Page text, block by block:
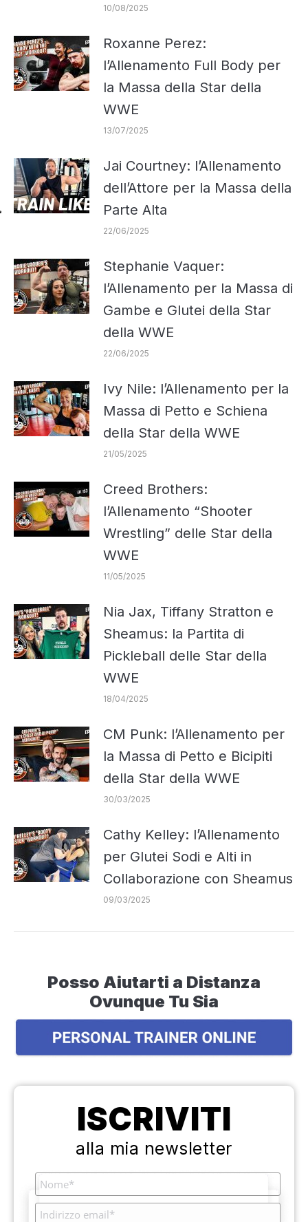
10/08/2025
Roxanne Perez:
l’Allenamento Full Body per
la Massa della Star della
WWE
13/07/2025
Jai Courtney: l’Allenamento
dell’Attore per la Massa della
Parte Alta
22/06/2025
Stephanie Vaquer:
l’Allenamento per la Massa di
Gambe e Glutei della Star
della WWE
22/06/2025
Ivy Nile: l’Allenamento per la
Massa di Petto e Schiena
della Star della WWE
21/05/2025
Creed Brothers:
l’Allenamento “Shooter
Wrestling” delle Star della
WWE
11/05/2025
Nia Jax, Tiffany Stratton e
Sheamus: la Partita di
Pickleball delle Star della
WWE
18/04/2025
CM Punk: l’Allenamento per
la Massa di Petto e Bicipiti
della Star della WWE
30/03/2025
Cathy Kelley: l’Allenamento
per Glutei Sodi e Alti in
Collaborazione con Sheamus
09/03/2025
Posso Aiutarti a Distanza
Ovunque Tu Sia
ISCRIVITI
alla mia newsletter